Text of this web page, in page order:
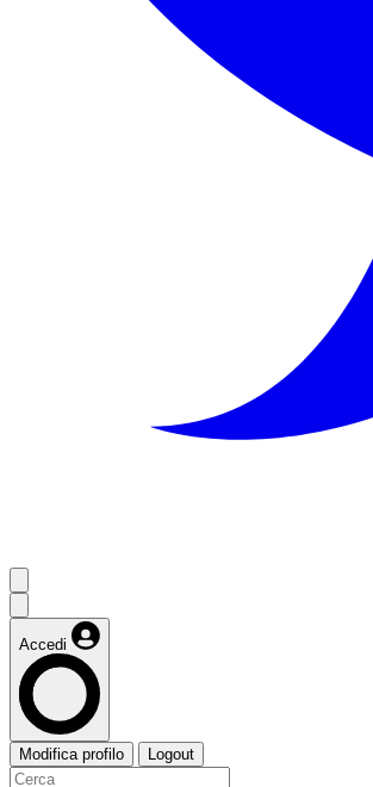
Accedi
Modifica profilo Logout